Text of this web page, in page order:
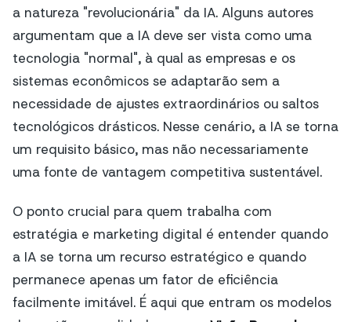
a natureza "revolucionária" da IA. Alguns autores
argumentam que a IA deve ser vista como uma
tecnologia "normal", à qual as empresas e os
sistemas econômicos se adaptarão sem a
necessidade de ajustes extraordinários ou saltos
tecnológicos drásticos. Nesse cenário, a IA se torna
um requisito básico, mas não necessariamente
uma fonte de vantagem competitiva sustentável.
O ponto crucial para quem trabalha com
estratégia e marketing digital é entender quando
a IA se torna um recurso estratégico e quando
permanece apenas um fator de eficiência
facilmente imitável. É aqui que entram os modelos